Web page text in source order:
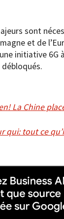
sont
et de
initiative 6G
La Chine
qui: tout ce